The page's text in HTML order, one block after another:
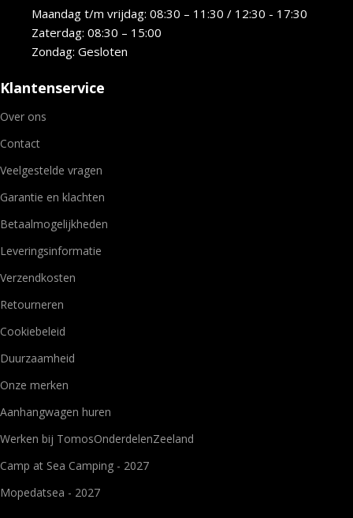
Maandag t/m vrijdag: 08:30 – 11:30 / 12:30 - 17:30
Zaterdag: 08:30 – 15:00
Zondag: Gesloten
Klantenservice
Over ons
Contact
Veelgestelde vragen
Garantie en klachten
Betaalmogelijkheden
Leveringsinformatie
Verzendkosten
Retourneren
Cookiebeleid
Duurzaamheid
Onze merken
Aanhangwagen huren
Werken bij TomosOnderdelenZeeland
Camp at Sea Camping - 2027
Mopedatsea - 2027